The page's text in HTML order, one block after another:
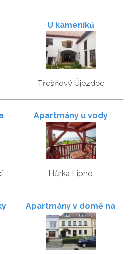
U kameníků
Třešňový Újezdec
Apartmány u vody
Hůrka Lipno
Apartmány v domě na
náměstí